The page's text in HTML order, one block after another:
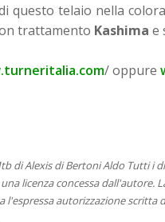
questo telaio nella
trattamento Kashima e
/ oppure
di Alexis di Bertoni Aldo Tutti i
una licenza concessa
l'espressa autorizzazione scritta